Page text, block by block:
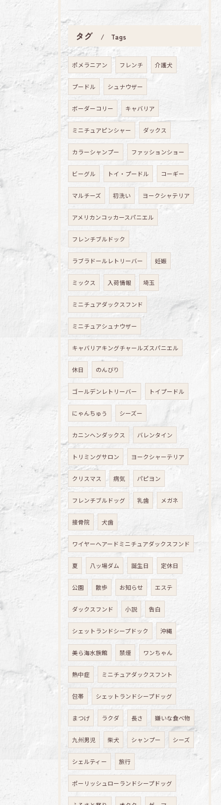
タグ Tags
ポメラニアン フレンチ 介護犬
プードル シュナウザー
ボーダーコリー キャバリア
ミニチュアピンシャー ダックス
カラーシャンプー ファッションショー
ビーグル トイ・プードル コーギー
マルチーズ 初洗い ヨークシャテリア
アメリカンコッカースパニエル
フレンチブルドック
ラブラドールレトリーバー 妊娠
ミックス 入荷情報 埼玉
ミニチュアダックスフンド
ミニチュアシュナウザー
キャバリアキングチャールズスパニエル
休日 のんびり
ゴールデンレトリーバー トイプードル
にゃんちゅう シーズー
カニンヘンダックス バレンタイン
トリミングサロン ヨークシャーテリア
クリスマス 病気 パピヨン
フレンチブルドッグ 乳歯 メガネ
接骨院 犬歯
ワイヤーヘアードミニチュアダックスフンド
夏 八ッ場ダム 誕生日 定休日
公園 散歩 お知らせ エステ
ダックスフンド 小説 告白
シェットランドシープドック 沖縄
美ら海水族館 禁煙 ワンちゃん
熱中症 ミニチュアダックスフント
包帯 シェットランドシープドッグ
まつげ ラクダ 長さ 嫌いな食べ物
九州男児 柴犬 シャンプー シーズ
シェルティー 旅行
ポーリッシュローランドシープドッグ